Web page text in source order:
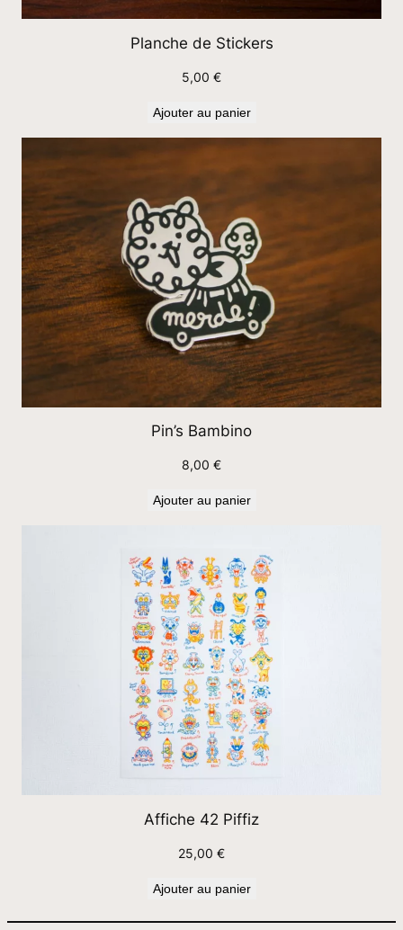
Planche de Stickers
5,00 €
Ajouter au panier
Pin’s Bambino
8,00 €
Ajouter au panier
Affiche 42 Piffiz
25,00 €
Ajouter au panier